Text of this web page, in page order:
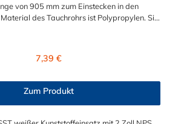
von 905 mm zum Einstecken in den
des Tauchrohrs ist Polypropylen. Sie
Regulärer Preis:
7,39 €
Zum Produkt